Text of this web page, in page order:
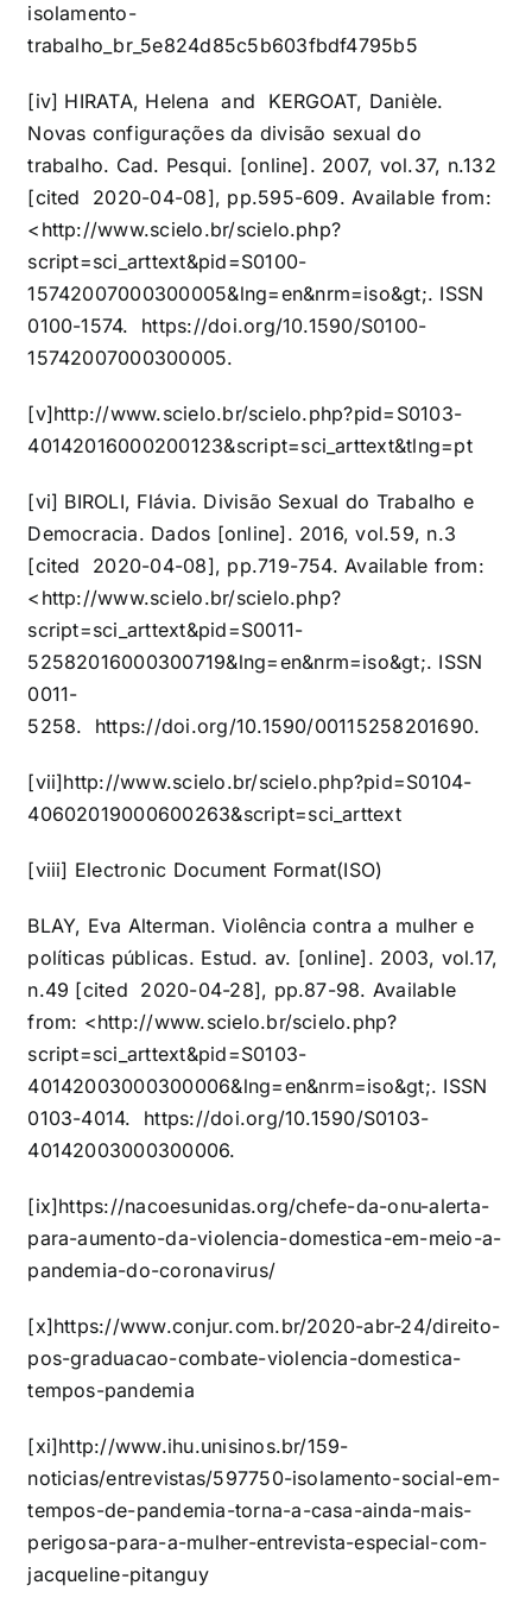
isolamento-
trabalho_br_5e824d85c5b603fbdf4795b5
[iv] HIRATA, Helena and KERGOAT, Danièle.
Novas configurações da divisão sexual do
trabalho. Cad. Pesqui. [online]. 2007, vol.37, n.132
[cited 2020-04-08], pp.595-609. Available from:
< http://www.scielo.br/scielo.php?
script=sci_arttext&pid=S0100-
15742007000300005&lng=en&nrm=iso&gt;. ISSN
0100-1574. https://doi.org/10.1590/S0100-
15742007000300005.
[v]http://www.scielo.br/scielo.php?pid=S0103-
40142016000200123&script=sci_arttext&tlng=pt
[vi] BIROLI, Flávia. Divisão Sexual do Trabalho e
Democracia. Dados [online]. 2016, vol.59, n.3
[cited 2020-04-08], pp.719-754. Available from:
< http://www.scielo.br/scielo.php?
script=sci_arttext&pid=S0011-
52582016000300719&lng=en&nrm=iso&gt;. ISSN
0011-
5258. https://doi.org/10.1590/00115258201690.
[vii]http://www.scielo.br/scielo.php?pid=S0104-
40602019000600263&script=sci_arttext
[viii] Electronic Document Format(ISO)
BLAY, Eva Alterman. Violência contra a mulher e
políticas públicas. Estud. av. [online]. 2003, vol.17,
n.49 [cited 2020-04-28], pp.87-98. Available
from: <http://www.scielo.br/scielo.php?
script=sci_arttext&pid=S0103-
40142003000300006&lng=en&nrm=iso&gt;. ISSN
0103-4014. https://doi.org/10.1590/S0103-
40142003000300006.
[ix]https://nacoesunidas.org/chefe-da-onu-alerta-
para-aumento-da-violencia-domestica-em-meio-a-
pandemia-do-coronavirus/
[x]https://www.conjur.com.br/2020-abr-24/direito-
pos-graduacao-combate-violencia-domestica-
tempos-pandemia
[xi]http://www.ihu.unisinos.br/159-
noticias/entrevistas/597750-isolamento-social-em-
tempos-de-pandemia-torna-a-casa-ainda-mais-
perigosa-para-a-mulher-entrevista-especial-com-
jacqueline-pitanguy